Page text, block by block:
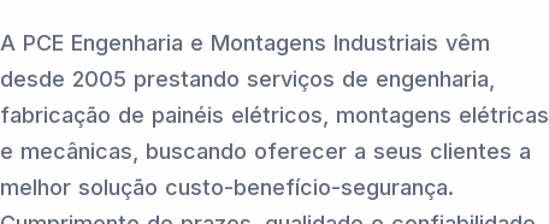
A PCE Engenharia e Montagens Industriais vêm
desde 2005 prestando serviços de engenharia,
fabricação de painéis elétricos, montagens elétricas
e mecânicas, buscando oferecer a seus clientes a
melhor solução custo-benefício-segurança.